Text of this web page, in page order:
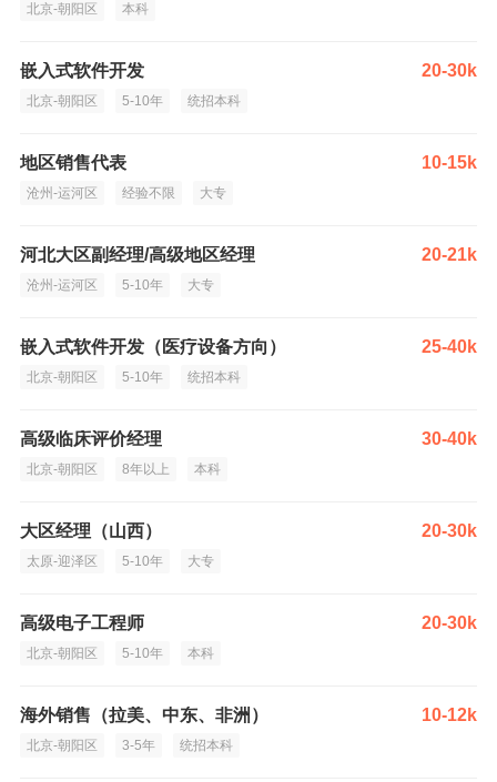
北京-朝阳区 本科
嵌入式软件开发 20-30k
北京-朝阳区 5-10年 统招本科
地区销售代表 10-15k
沧州-运河区 经验不限 大专
河北大区副经理/高级地区经理 20-21k
沧州-运河区 5-10年 大专
嵌入式软件开发（医疗设备方向） 25-40k
北京-朝阳区 5-10年 统招本科
高级临床评价经理 30-40k
北京-朝阳区 8年以上 本科
大区经理（山西） 20-30k
太原-迎泽区 5-10年 大专
高级电子工程师 20-30k
北京-朝阳区 5-10年 本科
海外销售（拉美、中东、非洲） 10-12k
北京-朝阳区 3-5年 统招本科